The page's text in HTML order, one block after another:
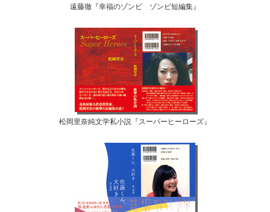
遠藤徹『幸福のゾンビ ゾンビ短編集』
松岡里奈純文学私小説『スーパーヒーローズ』